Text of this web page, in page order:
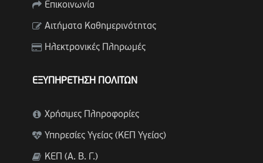
Επικοινωνία
Αιτήματα Καθημερινότητας
Ηλεκτρονικές Πληρωμές
ΕΞΥΠΗΡΕΤΗΣΗ ΠΟΛΙΤΩΝ
Χρήσιμες Πληροφορίες
Υπηρεσίες Υγείας (ΚΕΠ Υγείας)
ΚΕΠ (Α. Β. Γ.)